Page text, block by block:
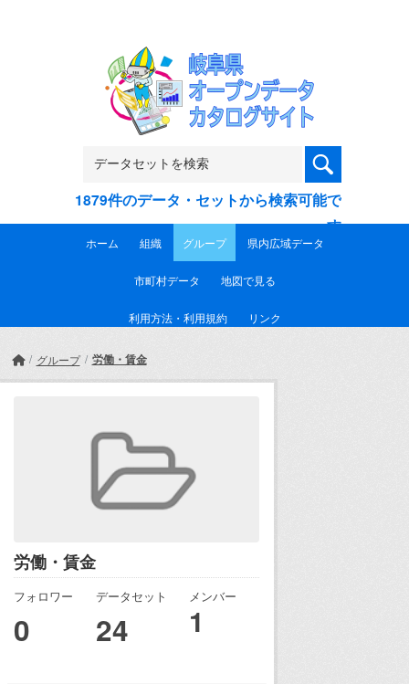
1879件のデータ・セットから検索可能で
す
ホーム 組織 グループ 県内広域データ
市町村データ 地図で見る
利用方法・利用規約 リンク
グループ 労働・賃金
労働・賃金
フォロワー
0
データセット
24
メンバー
1